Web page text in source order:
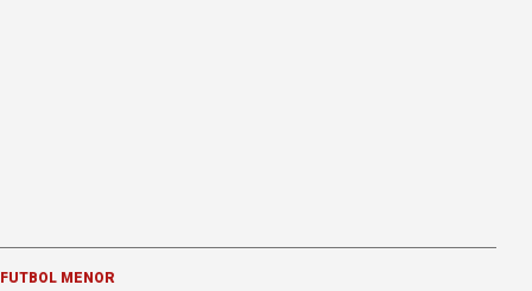
FÚTBOL MENOR